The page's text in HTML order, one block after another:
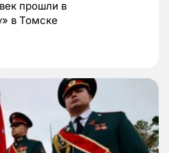
прошли в
в Томске